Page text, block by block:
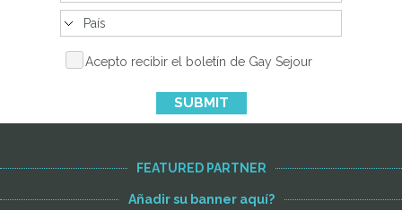
Acepto recibir el boletín de Gay Sejour
SUBMIT
FEATURED PARTNER
Añadir su banner aquí?